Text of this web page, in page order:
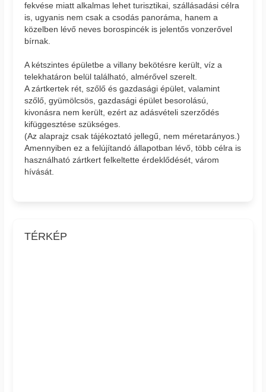
fekvése miatt alkalmas lehet turisztikai, szállásadási célra
is, ugyanis nem csak a csodás panoráma, hanem a
közelben lévő neves borospincék is jelentős vonzerővel
bírnak.
A kétszintes épületbe a villany bekötésre került, víz a
telekhatáron belül található, almérővel szerelt.
A zártkertek rét, szőlő és gazdasági épület, valamint
szőlő, gyümölcsös, gazdasági épület besorolású,
kivonásra nem került, ezért az adásvételi szerződés
kifüggesztése szükséges.
(Az alaprajz csak tájékoztató jellegű, nem méretarányos.)
Amennyiben ez a felújítandó állapotban lévő, több célra is
használható zártkert felkeltette érdeklődését, várom
hívását.
TÉRKÉP